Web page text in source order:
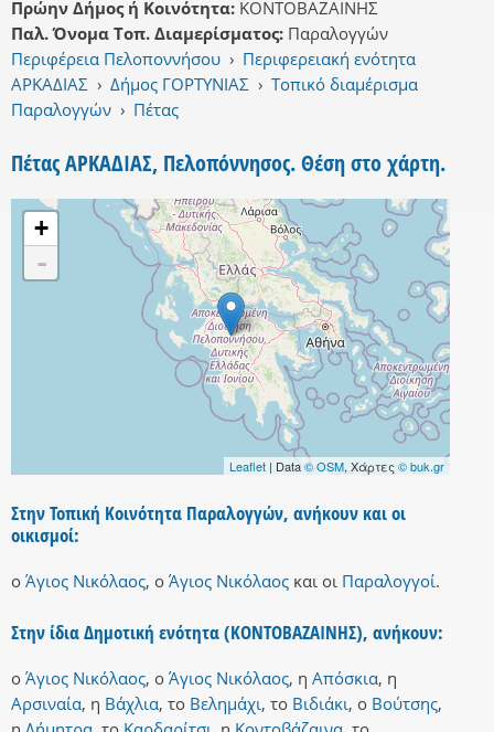
Πρώην Δήμος ή Κοινότητα: ΚΟΝΤΟΒΑΖΑΙΝΗΣ
Παλ. Όνομα Τοπ. Διαμερίσματος: Παραλογγών
Περιφέρεια Πελοποννήσου › Περιφερειακή ενότητα
ΑΡΚΑΔΙΑΣ › Δήμος ΓΟΡΤΥΝΙΑΣ › Τοπικό διαμέρισμα
Παραλογγών › Πέτας
Πέτας ΑΡΚΑΔΙΑΣ, Πελοπόννησος. Θέση στο χάρτη.
+
-
Leaflet | Data© OSM, Χάρτες © buk.gr
Στην Τοπική Κοινότητα Παραλογγών, ανήκουν και οι
οικισμοί:
ο Άγιος Νικόλαος, ο Άγιος Νικόλαος και οι Παραλογγοί.
Στην ίδια Δημοτική ενότητα (ΚΟΝΤΟΒΑΖΑΙΝΗΣ), ανήκουν:
ο Άγιος Νικόλαος, ο Άγιος Νικόλαος, η Απόσκια, η
Αρσιναία, η Βάχλια, το Βελημάχι, το Βιδιάκι, ο Βούτσης,